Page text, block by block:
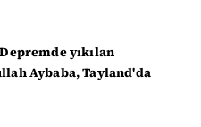
Depremde yıkılan
Aybaba, Tayland'da